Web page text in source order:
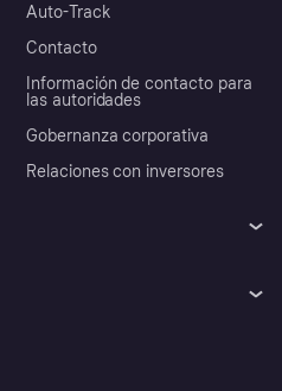
Auto-Track
Contacto
Información de contacto para
las autoridades
Gobernanza corporativa
Relaciones con inversores